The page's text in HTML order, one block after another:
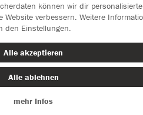
können wir dir personalisierte
Website verbessern. Weitere
den Einstellungen.
Alle akzeptieren
Alle ablehnen
mehr Infos